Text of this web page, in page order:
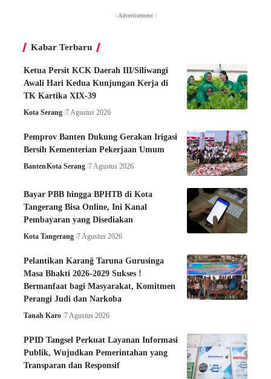
- Advertisement -
Kabar Terbaru
Ketua Persit KCK Daerah III/Siliwangi
Awali Hari Kedua Kunjungan Kerja di
TK Kartika XIX-39
Kota Serang 7 Agustus 2026
Pemprov Banten Dukung Gerakan Irigasi
Bersih Kementerian Pekerjaan Umum
BantenKota Serang 7 Agustus 2026
Bayar PBB hingga BPHTB di Kota
Tangerang Bisa Online, Ini Kanal
Pembayaran yang Disediakan
Kota Tangerang 7 Agustus 2026
Pelantikan Karanĝ Taruna Gurusinga
Masa Bhakti 2026-2029 Sukses !
Bermanfaat bagi Masyarakat, Komitmen
Perangi Judi dan Narkoba
Tanah Karo 7 Agustus 2026
PPID Tangsel Perkuat Layanan Informasi
Publik, Wujudkan Pemerintahan yang
Transparan dan Responsif